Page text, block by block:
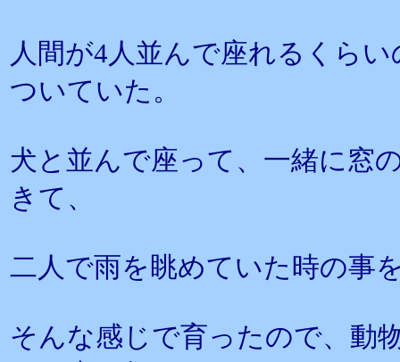
人間が4人並んで座れるくら
ついていた。
犬と並んで座って、一緒に窓
きて、
二人で雨を眺めていた時の事
そんな感じで育ったので、動